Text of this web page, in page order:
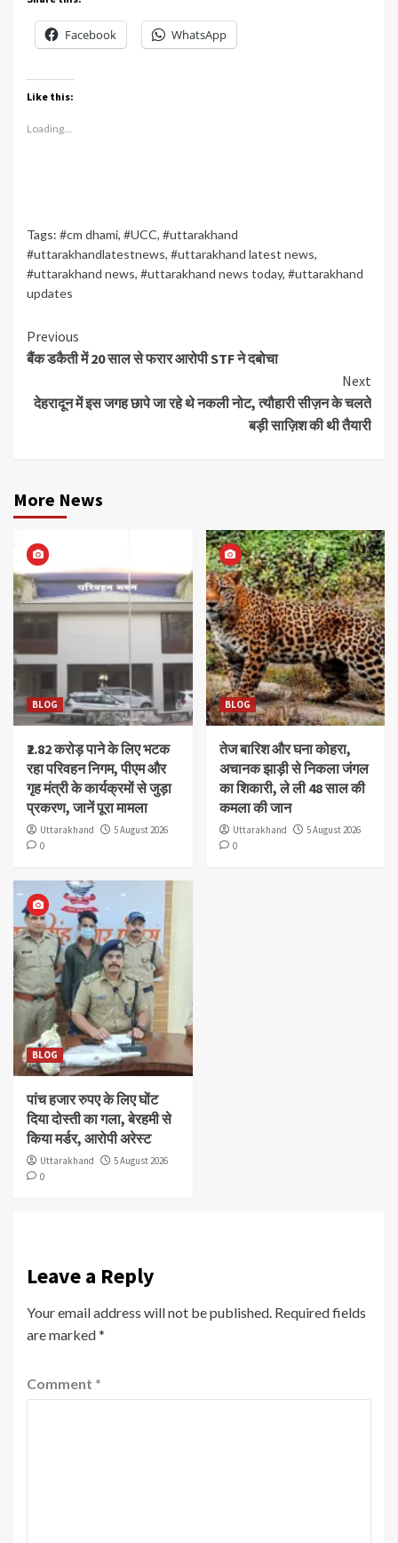
Facebook WhatsApp
Like this:
Loading...
Tags: #cm dhami, #UCC, #uttarakhand
#uttarakhandlatestnews, #uttarakhand latest news,
#uttarakhand news, #uttarakhand news today, #uttarakhand
updates
Continue
Reading
Previous
बैंक डकैती में 20 साल से फरार आरोपी STF ने दबोचा
Next
देहरादून में इस जगह छापे जा रहे थे नकली नोट, त्यौहारी सीज़न के चलते
बड़ी साज़िश की थी तैयारी
More News
BLOG
₹2.82 करोड़ पाने के लिए भटक
रहा परिवहन निगम, पीएम और
गृह मंत्री के कार्यक्रमों से जुड़ा
प्रकरण, जानें पूरा मामला
Uttarakhand
5 August 2026
0
BLOG
तेज बारिश और घना कोहरा,
अचानक झाड़ी से निकला जंगल
का शिकारी, ले ली 48 साल की
कमला की जान
Uttarakhand
5 August 2026
0
BLOG
पांच हजार रुपए के लिए घोंट
दिया दोस्ती का गला, बेरहमी से
किया मर्डर, आरोपी अरेस्ट
Uttarakhand
5 August 2026
0
Leave a Reply
Your email address will not be published. Required fields
are marked*
Comment *